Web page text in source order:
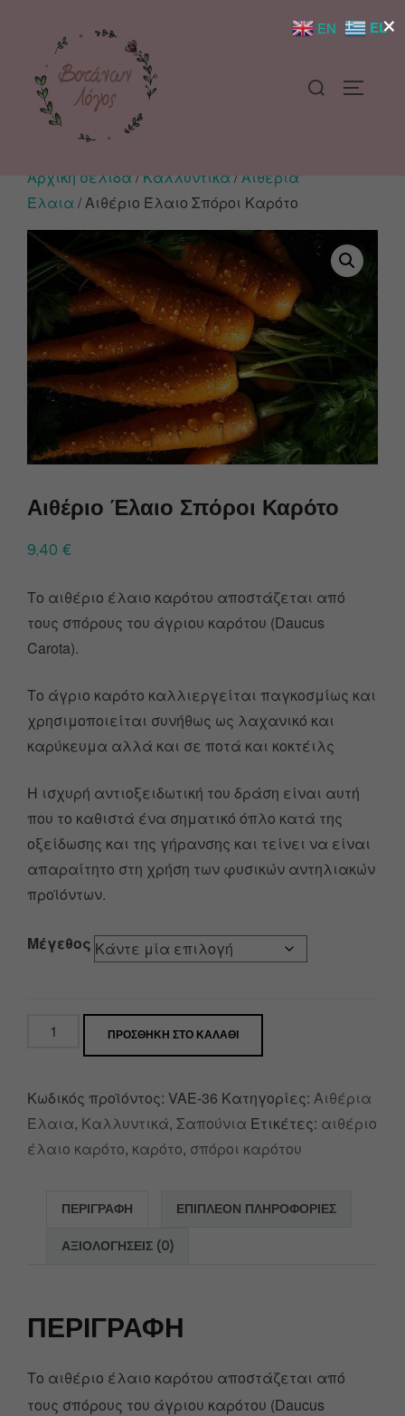
Αρχική σελίδα / Καλλυντικά / Αιθέρια
Έλαια / Αιθέριο Έλαιο Σπόροι Καρότο
Αιθέριο Έλαιο Σπόροι Καρότο
9,40 €
Το αιθέριο έλαιο καρότου αποστάζεται από
τους σπόρους του άγριου καρότου (Daucus
Carota).
Το άγριο καρότο καλλιεργείται παγκοσμίως και
χρησιμοποιείται συνήθως ως λαχανικό και
καρύκευμα αλλά και σε ποτά και κοκτέιλς
Η ισχυρή αντιοξειδωτική του δράση είναι αυτή
που το καθιστά ένα σηματικό όπλο κατά της
οξείδωσης και της γήρανσης και τείνει να είναι
απαραίτητο στη χρήση των φυσικών αντηλιακών
προϊόντων.
Μέγεθος
ΠΡΟΣΘΉΚΗ ΣΤΟ ΚΑΛΆΘΙ
Κωδικός προϊόντος: VAE-36 Κατηγορίες: Αιθέρια
Έλαια, Καλλυντικά, Σαπούνια Ετικέτες: αιθέριο
έλαιο καρότο, καρότο, σπόροι καρότου
ΠΕΡΙΓΡΑΦΉ ΕΠΙΠΛΈΟΝ ΠΛΗΡΟΦΟΡΊΕΣ
ΑΞΙΟΛΟΓΉΣΕΙΣ (0)
ΠΕΡΙΓΡΑΦΉ
Το αιθέριο έλαιο καρότου αποστάζεται από
τους σπόρους του άγριου καρότου (Daucus
×
EN EL